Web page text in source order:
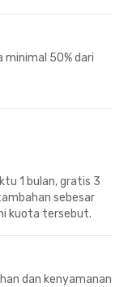
minimal 50% dari
1 bulan, gratis 3
sebesar
kuota tersebut.
dan kenyamanan